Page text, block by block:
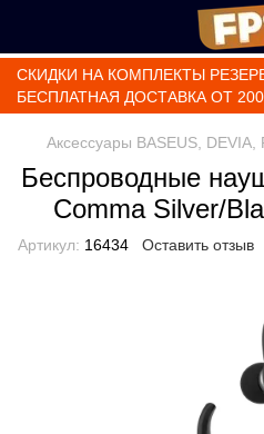
СКИДКИ НА КОМПЛЕКТЫ
БЕСПЛАТНАЯ ДОСТАВКА ОТ
Аксессуары BASEUS, DEVIA,
Беспроводные
Comma Silver/
Артикул: 16434 Оставить отзыв